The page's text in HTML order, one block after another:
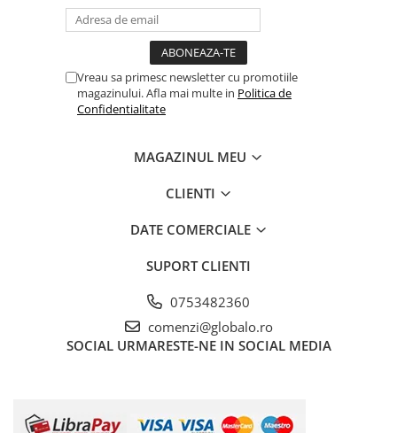
Vreau sa primesc newsletter cu promotiile
magazinului. Afla mai multe in Politica de
Confidentialitate
MAGAZINUL MEU
CLIENTI
DATE COMERCIALE
SUPORT CLIENTI
0753482360
comenzi@globalo.ro
SOCIAL URMARESTE-NE IN SOCIAL MEDIA